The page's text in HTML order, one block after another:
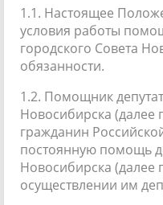
1.1. Настоящее
условия работы
городского Совета
обязанности.
1.2. Помощник
Новосибирска (далее
гражданин
постоянную помощь
Новосибирска (далее
осуществлении им